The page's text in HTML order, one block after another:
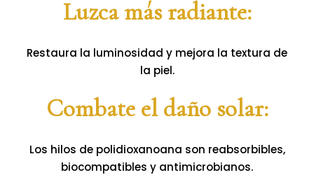
Luzca más radiante:
Restaura la luminosidad y mejora la textura de
la piel.
Combate el daño solar:
Los hilos de polidioxanoana son reabsorbibles,
biocompatibles y antimicrobianos.